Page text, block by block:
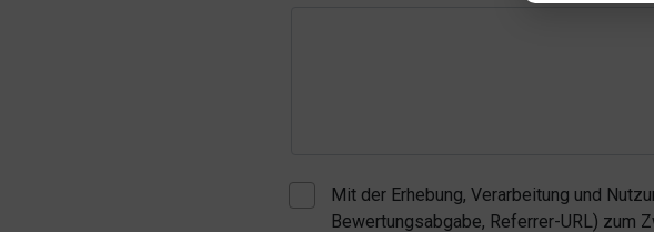
Mit der Erhebung, Verarbeitung und
Bewertungsabgabe, Referrer-URL) zum